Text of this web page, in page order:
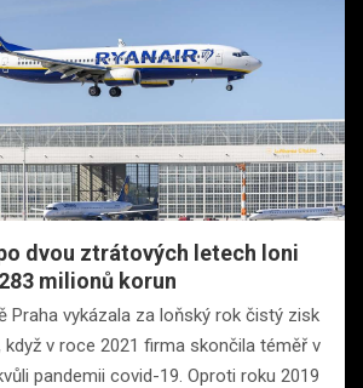
dvou ztrátových letech loni
milionů korun
Praha vykázala za loňský rok čistý zisk
když v roce 2021 firma skončila téměř v
pandemii covid-19. Oproti roku 2019